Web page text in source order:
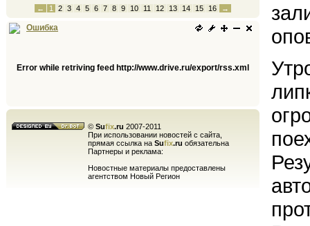
← 1 2 3 4 5 6 7 8 9 10 11 12 13 14 15 16 →
Ошибка
Error while retriving feed http://www.drive.ru/export/rss.xml
© Sufix.ru 2007-2011
При использовании новостей с сайта,
прямая ссылка на Sufix.ru обязательна
Партнеры и реклама:
Новостные материалы предоставлены
агентством Новый Регион